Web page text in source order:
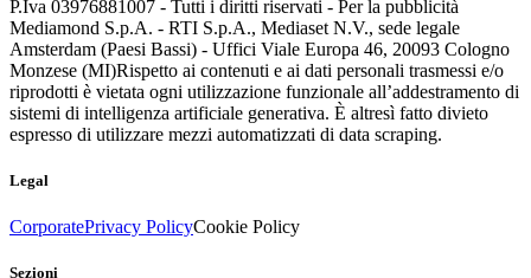
P.Iva 03976881007 - Tutti i diritti riservati - Per la pubblicità
Mediamond S.p.A. - RTI S.p.A., Mediaset N.V., sede legale
Amsterdam (Paesi Bassi) - Uffici Viale Europa 46, 20093 Cologno
Monzese (MI)Rispetto ai contenuti e ai dati personali trasmessi e/o
riprodotti è vietata ogni utilizzazione funzionale all’addestramento di
sistemi di intelligenza artificiale generativa. È altresì fatto divieto
espresso di utilizzare mezzi automatizzati di data scraping.
Legal
CorporatePrivacy PolicyCookie Policy
Sezioni